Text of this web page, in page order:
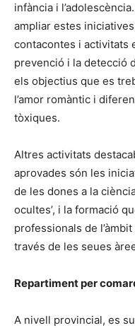
infància i
ampliar estes iniciatives
contacontes i activitats
prevenció i la detecció
els objectius que es
l’amor romàntic i
tòxiques.
Altres activitats
aprovades són les
de les dones a la
ocultes’, i la formació
professionals de
través de les seues
Repartiment per
A nivell provincial, es